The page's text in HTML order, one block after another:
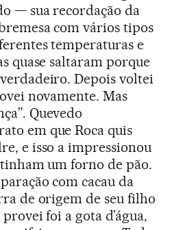
— sua recordação da
com vários tipos
temperaturas e
quase saltaram porque
Depois voltei
novamente. Mas
Quevedo
em que Roca quis
e isso a impressionou
um forno de pão.
com cacau da
de origem de seu filho
foi a gota d’água,